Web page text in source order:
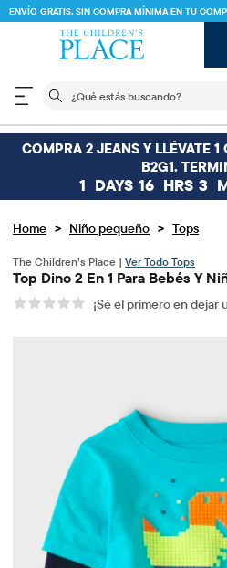
ENVÍO GRATIS. SIN COMPRA MÍNIMA EN TU
CÓDIGO
El siguiente campo de
COMPRA 2 JEANS Y LLÉVATE
B2G1.
1 DAYS 16 HRS 3
Home > Niño pequeño > Tops
The Children’s Place | Ver Todo Tops
Top Dino 2 En 1 Para Bebés Y
¡Sé el primero en dejar